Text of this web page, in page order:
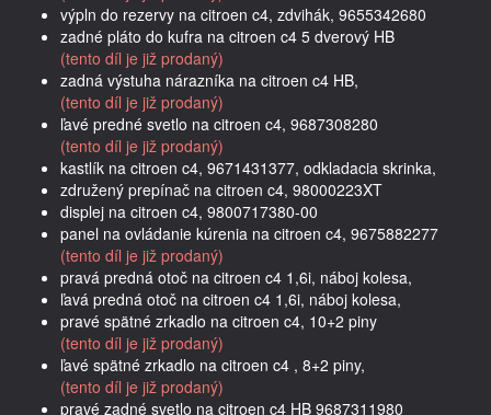
výpln do rezervy na citroen c4, zdvihák, 9655342680
zadné pláto do kufra na citroen c4 5 dverový HB
(tento díl je již prodaný)
zadná výstuha nárazníka na citroen c4 HB,
(tento díl je již prodaný)
ľavé predné svetlo na citroen c4, 9687308280
(tento díl je již prodaný)
kastlík na citroen c4, 9671431377, odkladacia skrinka,
združený prepínač na citroen c4, 98000223XT
displej na citroen c4, 9800717380-00
panel na ovládanie kúrenia na citroen c4, 9675882277
(tento díl je již prodaný)
pravá predná otoč na citroen c4 1,6i, náboj kolesa,
ľavá predná otoč na citroen c4 1,6i, náboj kolesa,
pravé spätné zrkadlo na citroen c4, 10+2 piny
(tento díl je již prodaný)
ľavé spätné zrkadlo na citroen c4 , 8+2 piny,
(tento díl je již prodaný)
pravé zadné svetlo na citroen c4 HB 9687311980